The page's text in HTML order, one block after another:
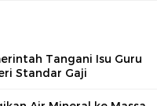
Tangani Isu Guru
Standar Gaji